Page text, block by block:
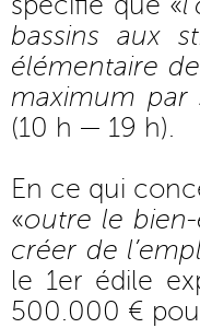
bassins aux
élémentaire
maximum par
(10 h — 19 h).
En ce qui
«outre le
créer de
le 1er édile
500.000 €